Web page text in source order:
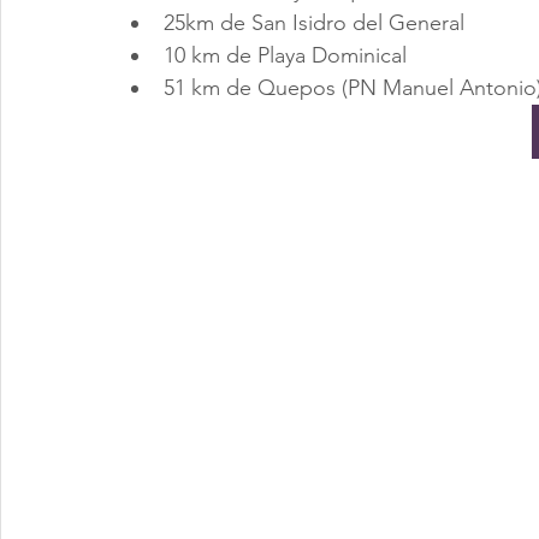
25km de San Isidro del General
10 km de Playa Dominical
51 km de Quepos (PN Manuel